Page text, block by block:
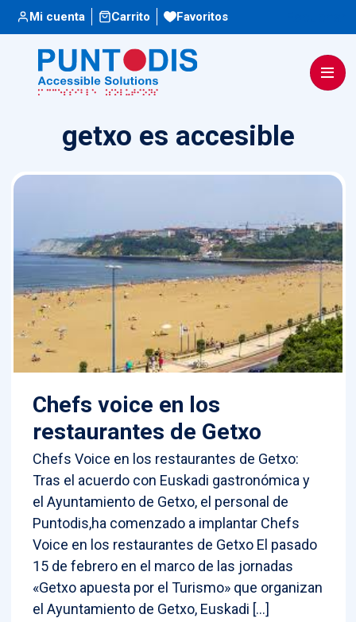
Mi cuenta Carrito Favoritos
getxo es accesible
Chefs voice en los
restaurantes de Getxo
Chefs Voice en los restaurantes de Getxo:
Tras el acuerdo con Euskadi gastronómica y
el Ayuntamiento de Getxo, el personal de
Puntodis,ha comenzado a implantar Chefs
Voice en los restaurantes de Getxo El pasado
15 de febrero en el marco de las jornadas
«Getxo apuesta por el Turismo» que organizan
el Ayuntamiento de Getxo, Euskadi […]